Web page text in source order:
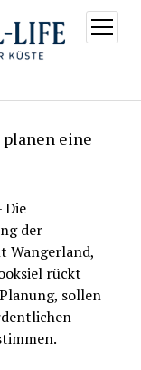
Menü
öffnen
eine
Die
der
Wangerland,
rückt
sollen